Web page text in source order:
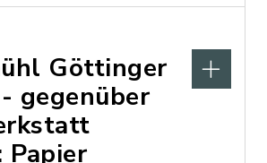
Göttinger
gegenüber